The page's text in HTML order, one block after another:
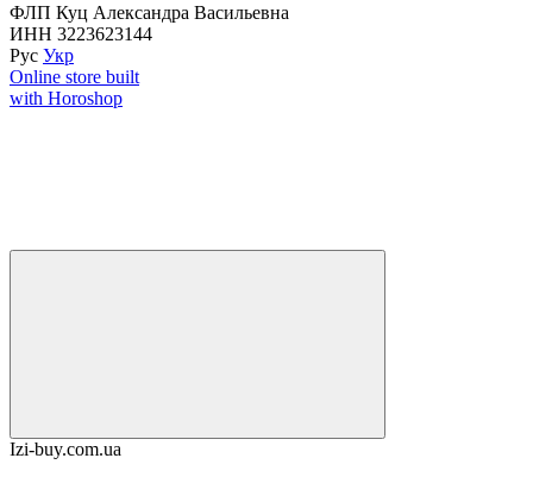
ФЛП Куц Александра Васильевна
ИНН 3223623144
Рус Укр
Online store built
with Horoshop
Izi-buy.com.ua